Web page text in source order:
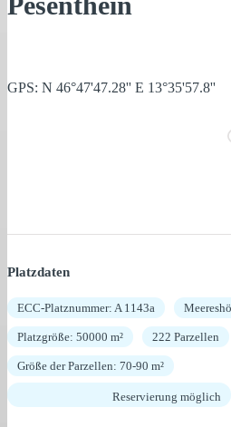
GPS: N 46°47'47.28'' E 13°35'57.8''
Platzdaten
ECC-Platznummer: A 1143a
Platzgröße: 50000 m² 222 Parzellen
Größe der Parzellen: 70-90 m²
Reservierung möglich